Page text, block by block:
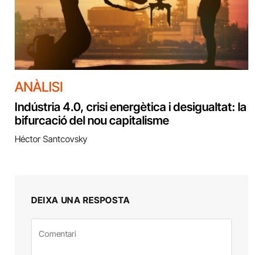
ANÀLISI
Indústria 4.0, crisi energètica i desigualtat: la
bifurcació del nou capitalisme
Héctor Santcovsky
DEIXA UNA RESPOSTA